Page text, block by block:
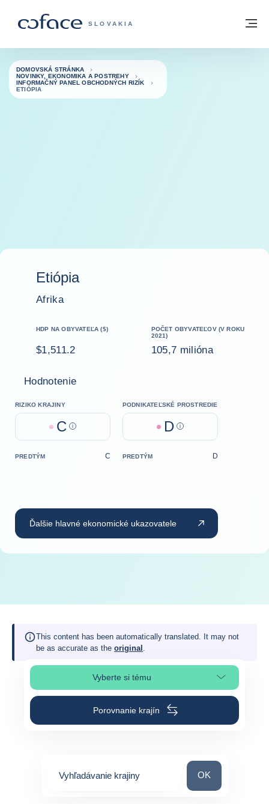
COFACE FOR TRADE - WEBOVÁ
SLOVAKIA
Späť na domovskú stránku
DOMOVSKÁ STRÁNKA
NOVINKY, EKONOMIKA A POSTREHY
INFORMAČNÝ PANEL OBCHODNÝCH RIZÍK
ETIÓPIA
Etiópia
Afrika
HDP NA OBYVATEĽA ($)
$1,511.2
POČET OBYVATEĽOV (V ROKU
2021)
105,7 milióna
Hodnotenie
RIZIKO KRAJINY
C Help
PODNIKATEĽSKÉ PROSTREDIE
D Help
PREDTÝM C PREDTÝM D
Ďalšie hlavné ekonomické ukazovatele
This content has been automatically translated. It may not
be as accurate as the original .
Vyberte si témuVýber časti stránky
Porovnanie krajín
Vyhľadávanie krajiny Vyhľadávanie
OK